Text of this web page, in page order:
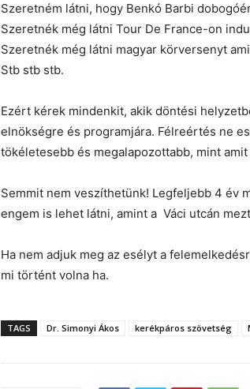
Szeretném látni, hogy Benkó Barbi
Szeretnék még látni Tour De France-on
Szeretnék még látni magyar körversenyt
Stb stb stb.
Ezért kérek mindenkit, akik döntési
elnökségre és programjára. Félreértés ne
tökéletesebb és megalapozottabb, mint
Semmit nem veszíthetünk! Legfeljebb 4 év
engem is lehet látni, amint a Váci utcán
Ha nem adjuk meg az esélyt a
mi történt volna ha.
TAGS Dr. Simonyi Ákos kerékpáros szövetség